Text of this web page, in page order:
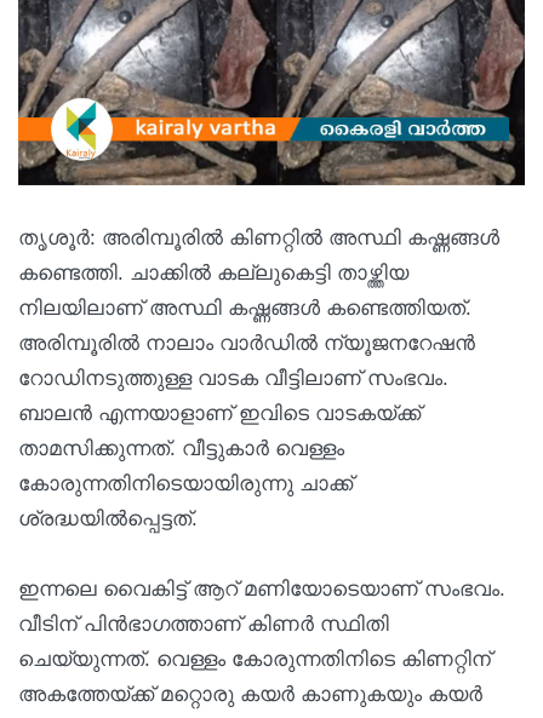
തൃശൂര്‍: അരിമ്പൂരില്‍ കിണറ്റില്‍ അസ്ഥി കഷ്ണങ്ങൾ
കണ്ടെത്തി. ചാക്കിൽ കല്ലുകെട്ടി താഴ്ത്തിയ
നിലയിലാണ് അസ്ഥി കഷ്ണങ്ങൾ കണ്ടെത്തിയത്.
അരിമ്പൂരില്‍ നാലാം വാര്‍ഡില്‍ ന്യൂജനറേഷന്‍
റോഡിനടുത്തുള്ള വാടക വീട്ടിലാണ് സംഭവം.
ബാലൻ എന്നയാളാണ് ഇവിടെ വാടകയ്ക്ക്
താമസിക്കുന്നത്. വീട്ടുകാർ വെള്ളം
കോരുന്നതിനിടെയായിരുന്നു ചാക്ക്
ശ്രദ്ധയിൽപ്പെട്ടത്.
ഇന്നലെ വൈകിട്ട് ആറ് മണിയോടെയാണ് സംഭവം.
വീടിന് പിൻഭാഗത്താണ് കിണർ സ്ഥിതി
ചെയ്യുന്നത്. വെള്ളം കോരുന്നതിനിടെ കിണറ്റിന്
അകത്തേയ്ക്ക് മറ്റൊരു കയര്‍ കാണുകയും കയര്‍